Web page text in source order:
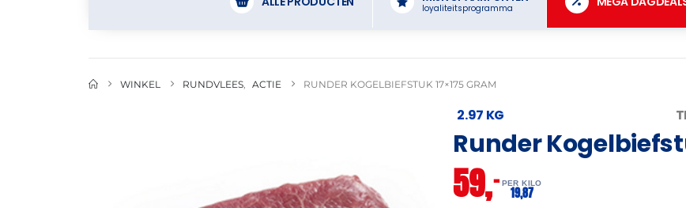
loyaliteitsprogramma
WINKEL RUNDVLEES ACTIE RUNDER KOGELBIEFSTUK 17×175 GRAM
2.97 KG
Runder
59,– PER KILO
19,87